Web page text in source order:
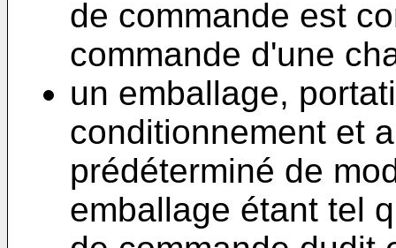
de commande est
commande d'une
un emballage,
conditionnement et
prédéterminé de
emballage étant tel